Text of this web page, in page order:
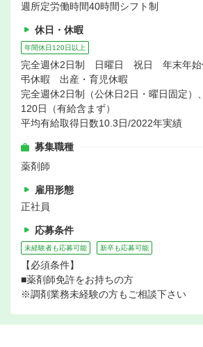
週所定労働時間40時間シフト制
休日・休暇
年間休日120日以上
完全週休2日制 日曜日 祝日 年末年
弔休暇 出産・育児休暇
完全週休2日制（公休日2日・曜日固定）
120日（有給含まず）
平均有給取得日数10.3日/2022年実績
募集職種
薬剤師
雇用形態
正社員
応募条件
未経験者も応募可能 新卒も応募可能
【必須条件】
■薬剤師免許をお持ちの方
※調剤業務未経験の方もご相談下さい